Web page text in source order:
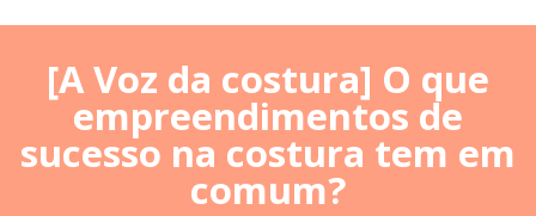
[A Voz da costura] O que
empreendimentos de
sucesso na costura tem em
comum?